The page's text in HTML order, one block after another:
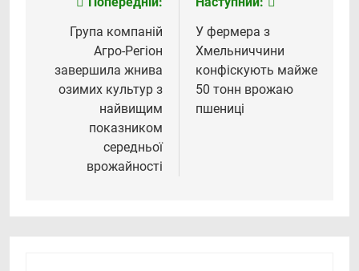
Навігація
записів
Група компаній
Агро-Регіон
завершила жнива
озимих культур з
найвищим
показником
середньої
врожайності
У фермера з
Хмельниччини
конфіскують майже
50 тонн врожаю
пшениці